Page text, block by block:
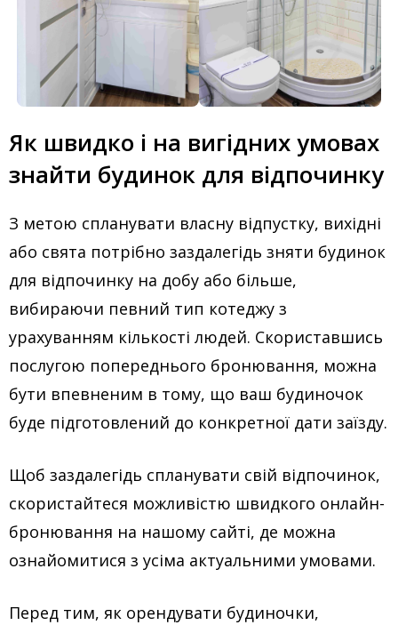
Як швидко і на вигідних умовах
знайти будинок для відпочинку
З метою спланувати власну відпустку, вихідні
або свята потрібно заздалегідь зняти будинок
для відпочинку на добу або більше,
вибираючи певний тип котеджу з
урахуванням кількості людей. Скориставшись
послугою попереднього бронювання, можна
бути впевненим в тому, що ваш будиночок
буде підготовлений до конкретної дати заїзду.
Щоб заздалегідь спланувати свій відпочинок,
скористайтеся можливістю швидкого онлайн-
бронювання на нашому сайті, де можна
ознайомитися з усіма актуальними умовами.
Перед тим, як орендувати будиночки,